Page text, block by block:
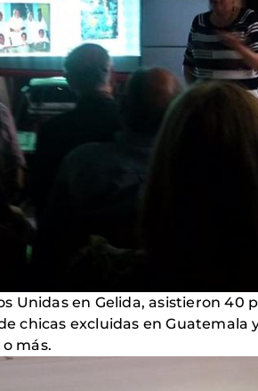
Unidas en Gelida, asistieron 40
chicas excluidas en
más.